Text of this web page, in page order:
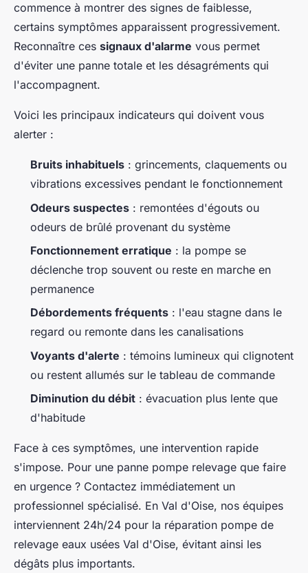
commence à montrer des signes de faiblesse,
certains symptômes apparaissent progressivement.
Reconnaître ces signaux d'alarme vous permet
d'éviter une panne totale et les désagréments qui
l'accompagnent.
Voici les principaux indicateurs qui doivent vous
alerter :
Bruits inhabituels : grincements, claquements ou
vibrations excessives pendant le fonctionnement
Odeurs suspectes : remontées d'égouts ou
odeurs de brûlé provenant du système
Fonctionnement erratique : la pompe se
déclenche trop souvent ou reste en marche en
permanence
Débordements fréquents : l'eau stagne dans le
regard ou remonte dans les canalisations
Voyants d'alerte : témoins lumineux qui clignotent
ou restent allumés sur le tableau de commande
Diminution du débit : évacuation plus lente que
d'habitude
Face à ces symptômes, une intervention rapide
s'impose. Pour une panne pompe relevage que faire
en urgence ? Contactez immédiatement un
professionnel spécialisé. En Val d'Oise, nos équipes
interviennent 24h/24 pour la réparation pompe de
relevage eaux usées Val d'Oise, évitant ainsi les
dégâts plus importants.